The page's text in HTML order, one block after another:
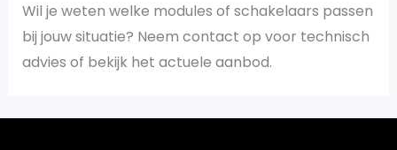
Wil je weten welke modules of schakelaars passen
bij jouw situatie? Neem contact op voor technisch
advies of bekijk het actuele aanbod.